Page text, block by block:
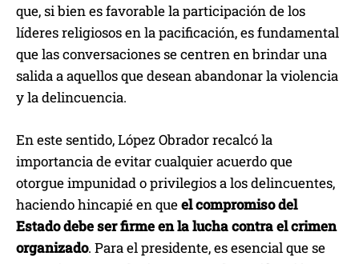
que, si bien es favorable la participación de los
líderes religiosos en la pacificación, es fundamental
que las conversaciones se centren en brindar una
salida a aquellos que desean abandonar la violencia
y la delincuencia.
En este sentido, López Obrador recalcó la
importancia de evitar cualquier acuerdo que
otorgue impunidad o privilegios a los delincuentes,
haciendo hincapié en queel compromiso del
Estado debe ser firme en la lucha contra el crimen
organizado. Para el presidente, es esencial que se